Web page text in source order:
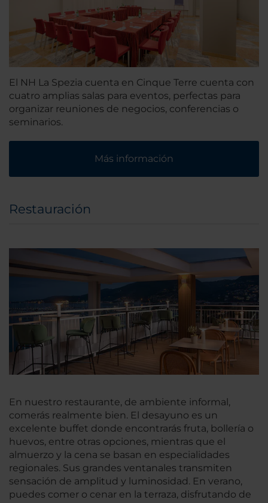
El NH La Spezia cuenta en Cinque Terre cuenta con
cuatro amplias salas para eventos, perfectas para
organizar reuniones de negocios, conferencias o
seminarios.
Más información
Restauración
En nuestro restaurante, de ambiente informal,
comerás realmente bien. El desayuno es un
excelente buffet donde encontrarás fruta, bollería o
huevos, entre otras opciones, mientras que el
almuerzo y la cena se basan en especialidades
regionales. Sus grandes ventanales transmiten
sensación de amplitud y luminosidad. En verano,
puedes comer o cenar en la terraza, disfrutando de